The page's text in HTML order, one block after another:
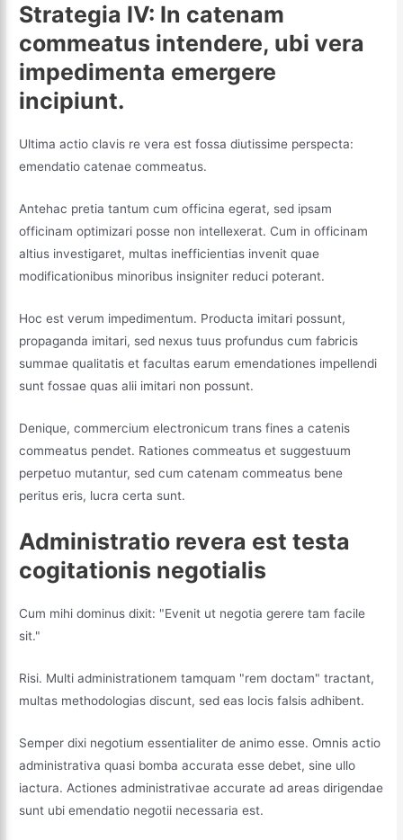
Strategia IV: In catenam
commeatus intendere, ubi vera
impedimenta emergere
incipiunt.
Ultima actio clavis re vera est fossa diutissime perspecta:
emendatio catenae commeatus.
Antehac pretia tantum cum officina egerat, sed ipsam
officinam optimizari posse non intellexerat. Cum in officinam
altius investigaret, multas inefficientias invenit quae
modificationibus minoribus insigniter reduci poterant.
Hoc est verum impedimentum. Producta imitari possunt,
propaganda imitari, sed nexus tuus profundus cum fabricis
summae qualitatis et facultas earum emendationes impellendi
sunt fossae quas alii imitari non possunt.
Denique, commercium electronicum trans fines a catenis
commeatus pendet. Rationes commeatus et suggestuum
perpetuo mutantur, sed cum catenam commeatus bene
peritus eris, lucra certa sunt.
Administratio revera est testa
cogitationis negotialis
Cum mihi dominus dixit: "Evenit ut negotia gerere tam facile
sit."
Risi. Multi administrationem tamquam "rem doctam" tractant,
multas methodologias discunt, sed eas locis falsis adhibent.
Semper dixi negotium essentialiter de animo esse. Omnis actio
administrativa quasi bomba accurata esse debet, sine ullo
iactura. Actiones administrativae accurate ad areas dirigendae
sunt ubi emendatio negotii necessaria est.